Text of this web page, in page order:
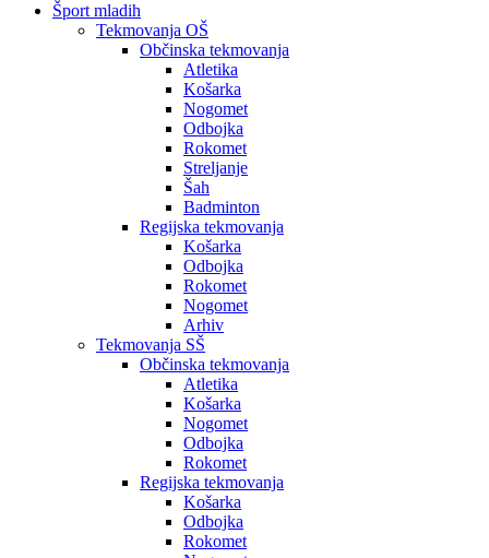
Šport mladih
Tekmovanja OŠ
Občinska tekmovanja
Atletika
Košarka
Nogomet
Odbojka
Rokomet
Streljanje
Šah
Badminton
Regijska tekmovanja
Košarka
Odbojka
Rokomet
Nogomet
Arhiv
Tekmovanja SŠ
Občinska tekmovanja
Atletika
Košarka
Nogomet
Odbojka
Rokomet
Regijska tekmovanja
Košarka
Odbojka
Rokomet